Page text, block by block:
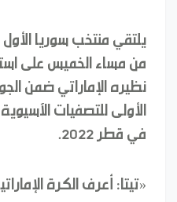
يلتقي منتخب سوريا
من مساء الخميس على
نظيره الإماراتي ضمن
الأولى للتصفيات
في قطر 2022.
«تيتا: أعرف الكرة